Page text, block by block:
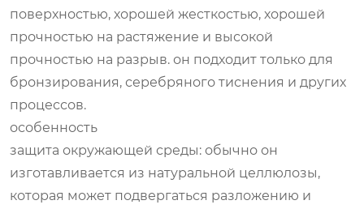
поверхностью, хорошей жесткостью, хорошей
прочностью на растяжение и высокой
прочностью на разрыв. он подходит только для
бронзирования, серебряного тиснения и других
процессов.
особенность
защита окружающей среды: обычно он
изготавливается из натуральной целлюлозы,
которая может подвергаться разложению и